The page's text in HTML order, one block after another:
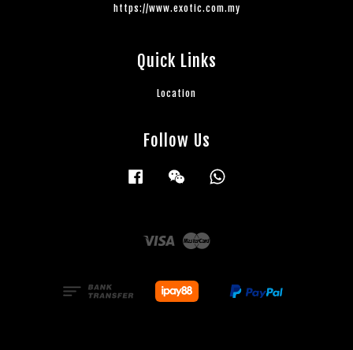
https://www.exotic.com.my
Quick Links
Location
Follow Us
Facebook Wechat
Visa